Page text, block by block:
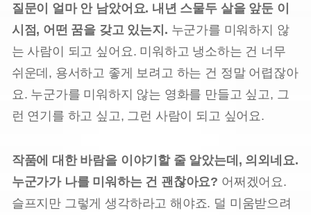
질문이 얼마 안 남았어요. 내년 스물두 살을 앞둔 이
시점, 어떤 꿈을 갖고 있는지. 누군가를 미워하지 않
는 사람이 되고 싶어요. 미워하고 냉소하는 건 너무
쉬운데, 용서하고 좋게 보려고 하는 건 정말 어렵잖아
요. 누군가를 미워하지 않는 영화를 만들고 싶고, 그
런 연기를 하고 싶고, 그런 사람이 되고 싶어요.
작품에 대한 바람을 이야기할 줄 알았는데, 의외네요.
누군가가 나를 미워하는 건 괜찮아요? 어쩌겠어요.
슬프지만 그렇게 생각하라고 해야죠. 덜 미움받으려